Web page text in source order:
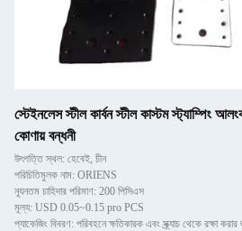
স্টেইনলেস স্টীল কার্বন স্টীল কাস্টম স্ট্যাম্পিং
কোণায় বন্ধনী
উৎপত্তি স্থল: হেবেই, চীন
পরিচিতিমুলক নাম: ORIENS
ন্যূনতম চাহিদার পরিমাণ: 200 পিসিএস
মূল্য: USD 0.05~0.15 pro PCS